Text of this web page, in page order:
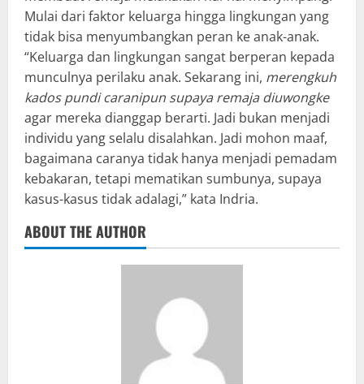
Mulai dari faktor keluarga hingga lingkungan yang
tidak bisa menyumbangkan peran ke anak-anak.
“Keluarga dan lingkungan sangat berperan kepada
munculnya perilaku anak. Sekarang ini, merengkuh
kados pundi caranipun supaya remaja diuwongke
agar mereka dianggap berarti. Jadi bukan menjadi
individu yang selalu disalahkan. Jadi mohon maaf,
bagaimana caranya tidak hanya menjadi pemadam
kebakaran, tetapi mematikan sumbunya, supaya
kasus-kasus tidak adalagi,” kata Indria.
ABOUT THE AUTHOR